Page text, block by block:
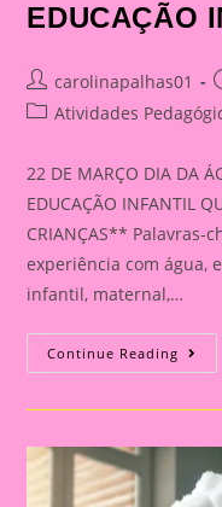
EDUCAÇÃO
Post
author:
carolinapalhas01
PostAtividades
22 DE MARÇO DIA DA
EDUCAÇÃO INFANTIL
CRIANÇAS** Palavras-
experiência com água,
infantil, maternal,…
Continue Reading 22
DE
DIA